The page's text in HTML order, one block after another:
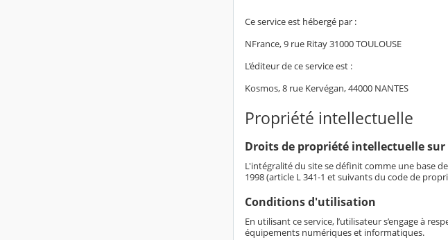
Ce service est hébergé par :
NFrance, 9 rue Ritay 31000 TOULOUSE
L’éditeur de ce service est :
Kosmos, 8 rue Kervégan, 44000 NANTES
Propriété intellectuelle
Droits de propriété intellectuelle sur
L'intégralité du site se définit comme une base
1998 (article L 341-1 et suivants du code de
Conditions d'utilisation
En utilisant ce service, l’utilisateur s’engage à
équipements numériques et informatiques.